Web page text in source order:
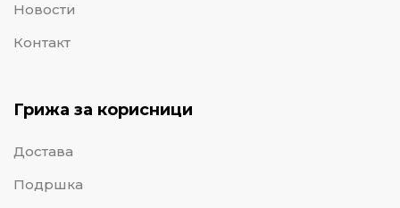
Новости
Контакт
Грижа за корисници
Достава
Подршка